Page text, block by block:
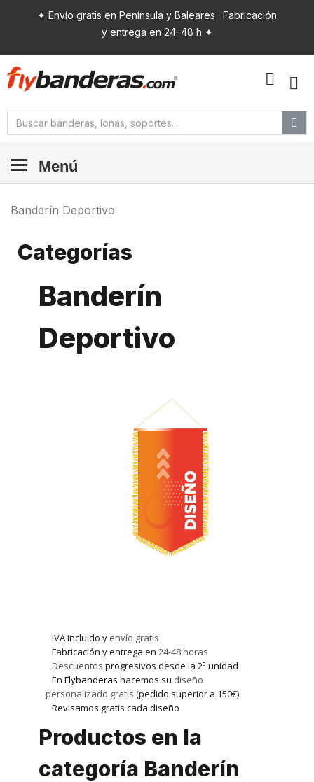
✦ Envío gratis en Península y Baleares · Fabricación
y entrega en 24–48 h ✦
Menú
Banderín Deportivo
Categorías
Banderín
Deportivo
IVA incluido y envío gratis
Fabricación y entrega en 24-48 horas
Descuentos progresivos desde la 2ª unidad
En Flybanderas hacemos su diseño
personalizado gratis (pedido superior a 150€)
Revisamos gratis cada diseño
Productos en la
categoría Banderín